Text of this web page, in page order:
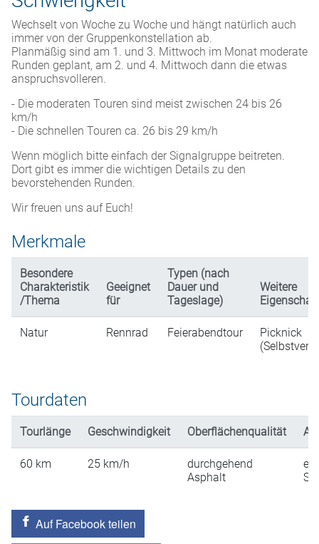
Wechselt von Woche zu Woche und hängt natürlich auch
immer von der Gruppenkonstellation ab.
Planmäßig sind am 1. und 3. Mittwoch im Monat moderate
Runden geplant, am 2. und 4. Mittwoch dann die etwas
anspruchsvolleren.
- Die moderaten Touren sind meist zwischen 24 bis 26
km/h
- Die schnellen Touren ca. 26 bis 29 km/h
Wenn möglich bitte einfach der Signalgruppe beitreten.
Dort gibt es immer die wichtigen Details zu den
bevorstehenden Runden.
Wir freuen uns auf Euch!
Merkmale
Besondere
Charakteristik
/Thema
Geeignet
für
Typen (nach
Dauer und
Tageslage)
Weitere
Natur Rennrad Feierabendtour
Picknick
Tourdaten
Tourlänge Geschwindigkeit Oberflächenqualität
60 km 25 km/h
durchgehend
Asphalt
Auf Facebook teilen